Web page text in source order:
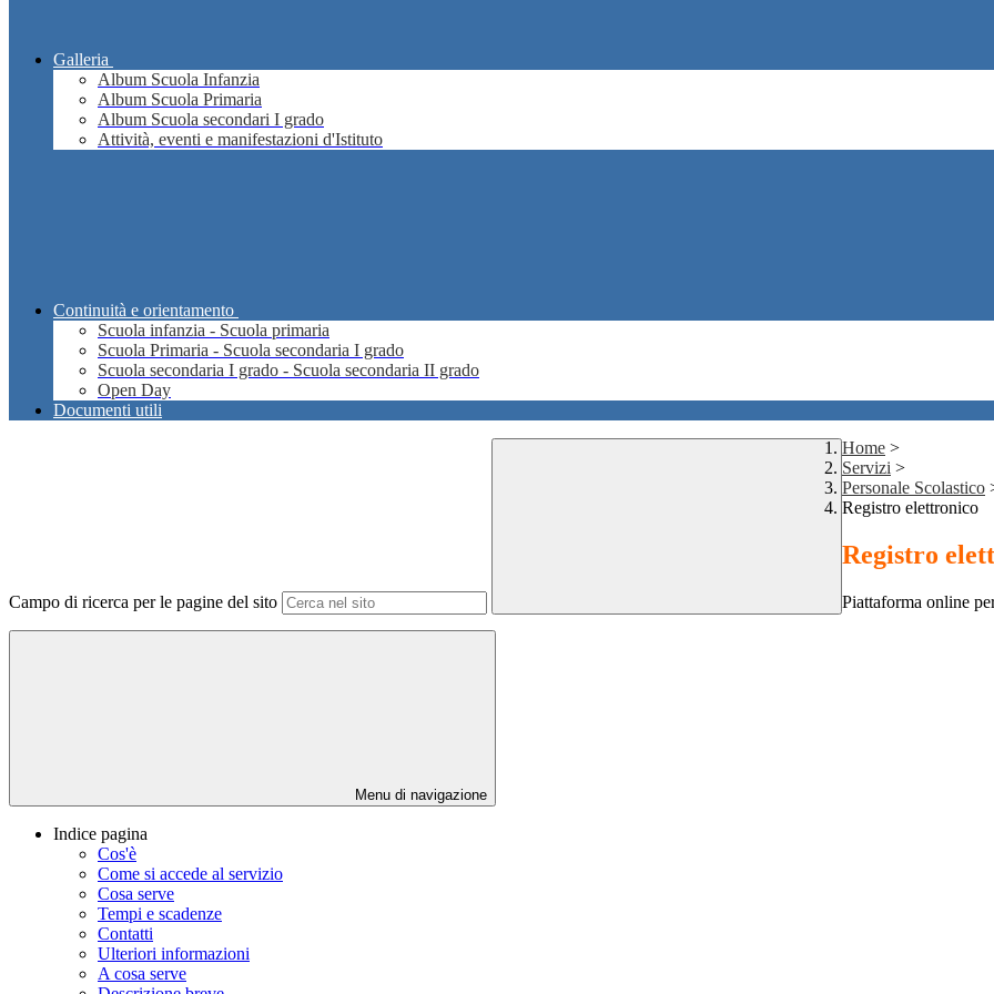
Galleria
Album Scuola Infanzia
Album Scuola Primaria
Album Scuola secondari I grado
Attività, eventi e manifestazioni d'Istituto
Continuità e orientamento
Scuola infanzia - Scuola primaria
Scuola Primaria - Scuola secondaria I grado
Scuola secondaria I grado - Scuola secondaria II grado
Open Day
Documenti utili
Campo di ricerca per le pagine del sito
Home >
Servizi >
Personale Scolastico
Registro elettronico
Registro
Piattaforma online
Menu di navigazione
Indice pagina
Cos'è
Come si accede al servizio
Cosa serve
Tempi e scadenze
Contatti
Ulteriori informazioni
A cosa serve